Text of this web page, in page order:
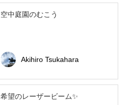
空中庭園のむこう
Akihiro Tsukahara
希望のレーザービーム✨